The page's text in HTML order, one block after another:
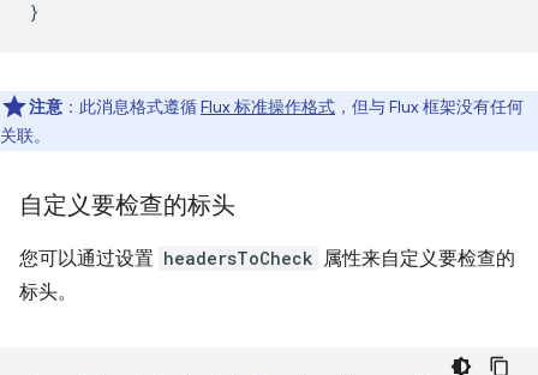
}
注意 ：此消息格式遵循Flux 标准操作格式 ，但与 Flux 框架没有任何
关联。
自定义要检查的标头
您可以通过设置 headersToCheck 属性来自定义要检查的
标头。